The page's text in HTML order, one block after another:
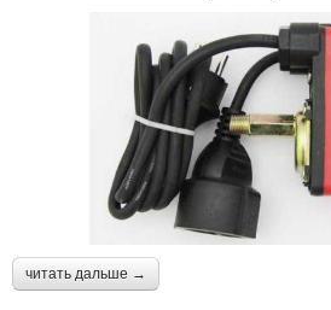
читать дальше →